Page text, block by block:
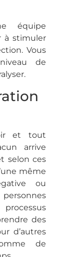
équipe
à stimuler
Vous
de
et tout
arrive
selon ces
même
ou
des
d’autres
de